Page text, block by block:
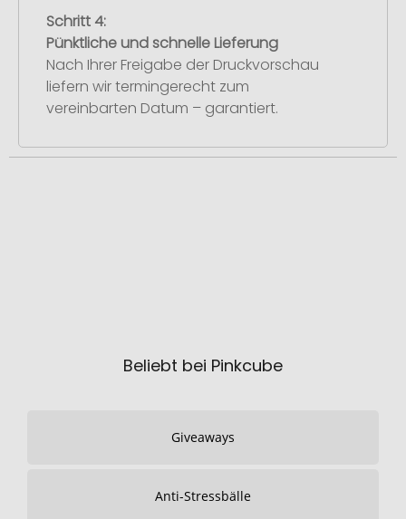
Schritt 4:
Pünktliche und schnelle Lieferung
Nach Ihrer Freigabe der Druckvorschau
liefern wir termingerecht zum
vereinbarten Datum – garantiert.
Beliebt bei Pinkcube
Giveaways
Anti-Stressbälle